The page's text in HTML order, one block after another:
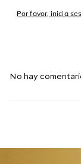
Por favor, inicia
No hay